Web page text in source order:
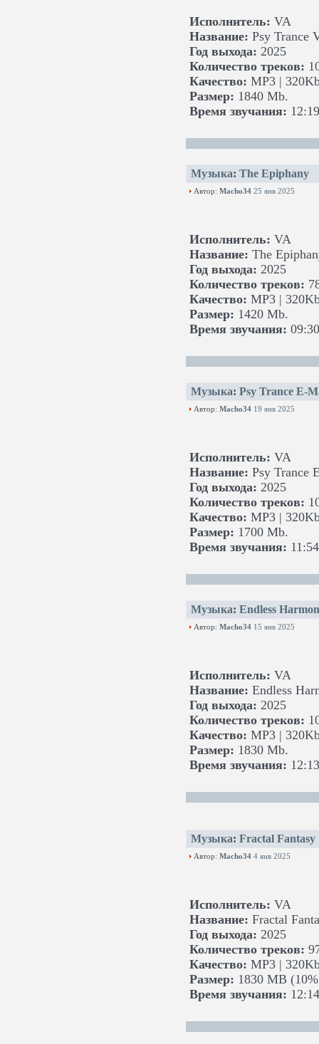
Исполнитель: VA
Название: Psy Trance
Год выхода: 2025
Количество треков:
Качество: MP3 |
Размер: 1840 Mb.
Время звучания:
Музыка: The Epiphany
Автор: Macho34 25 янв 2025
Исполнитель: VA
Название: The
Год выхода: 2025
Количество треков:
Качество: MP3 |
Размер: 1420 Mb.
Время звучания:
Музыка: Psy Trance E-
Автор: Macho34 19 янв 2025
Исполнитель: VA
Название: Psy Trance
Год выхода: 2025
Количество треков:
Качество: MP3 |
Размер: 1700 Mb.
Время звучания:
Музыка: Endless
Автор: Macho34 15 янв 2025
Исполнитель: VA
Название: Endless
Год выхода: 2025
Количество треков:
Качество: MP3 |
Размер: 1830 Mb.
Время звучания:
Музыка: Fractal Fantasy
Автор: Macho34 4 янв 2025
Исполнитель: VA
Название: Fractal
Год выхода: 2025
Количество треков:
Качество: MP3 |
Размер: 1830 MB
Время звучания: